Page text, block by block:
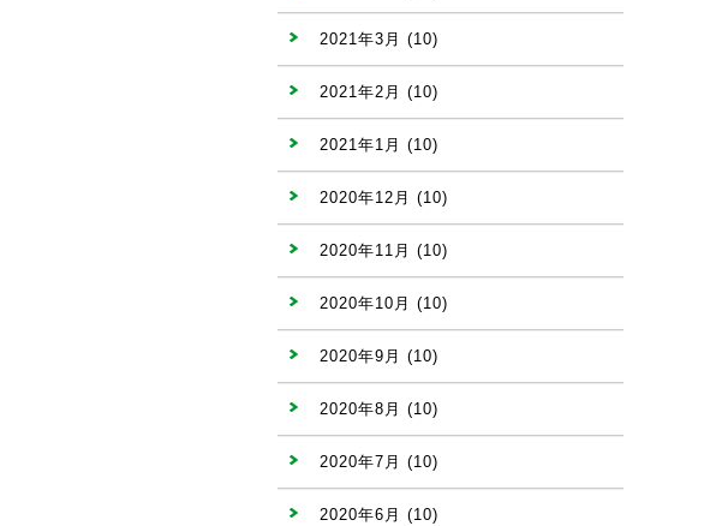
2021年3月 (10)
2021年2月 (10)
2021年1月 (10)
2020年12月 (10)
2020年11月 (10)
2020年10月 (10)
2020年9月 (10)
2020年8月 (10)
2020年7月 (10)
2020年6月 (10)